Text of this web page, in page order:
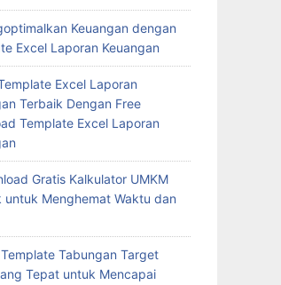
Keuangan dengan
Excel Laporan Keuangan
Excel Laporan
Terbaik Dengan Free
Template Excel Laporan
Gratis Kalkulator UMKM
untuk Menghemat Waktu dan
Tabungan Target
Tepat untuk Mencapai